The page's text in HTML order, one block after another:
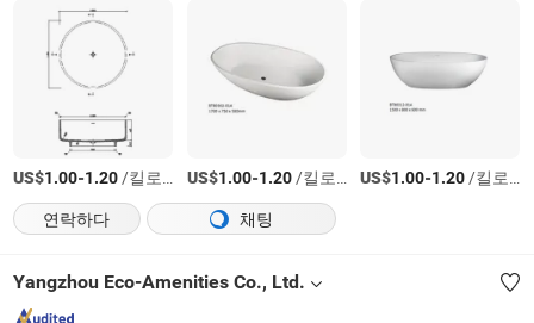
US$1.00-1.20/킬로그램 US$1.00-1.20/킬로그램 US$1.00-1.20/킬로그램
연락하다
채팅
Yangzhou Eco-Amenities Co., Ltd.